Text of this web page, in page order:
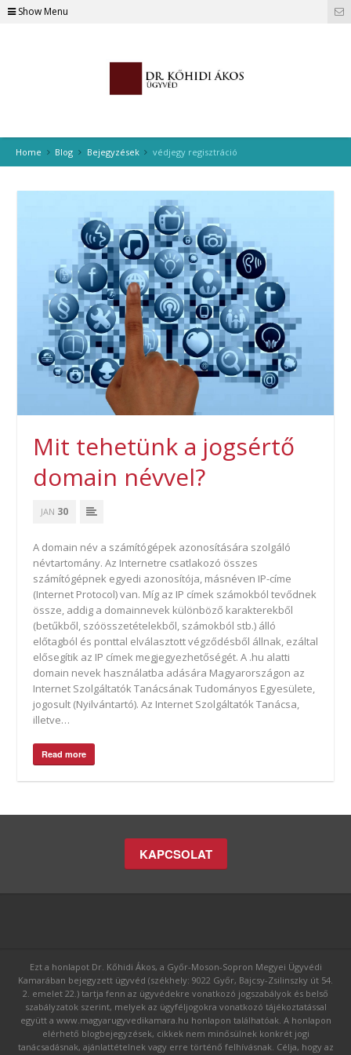
Show Menu
Home Blog Bejegyzések védjegy regisztráció
Mit tehetünk a jogsértő
domain névvel?
JAN 30
A domain név a számítógépek azonosítására szolgáló
névtartomány. Az Internetre csatlakozó összes
számítógépnek egyedi azonosítója, másnéven IP-címe
(Internet Protocol) van. Míg az IP címek számokból tevődnek
össze, addig a domainnevek különböző karakterekből
(betűkből, szóösszetételekből, számokból stb.) álló
előtagból és ponttal elválasztott végződésből állnak, ezáltal
elősegítik az IP címek megjegyezhetőségét. A .hu alatti
domain nevek használatba adására Magyarországon az
Internet Szolgáltatók Tanácsának Tudományos Egyesülete,
jogosult (Nyilvántartó). Az Internet Szolgáltatók Tanácsa,
illetve…
Read more
KAPCSOLAT
Ezt a honlapot Dr. Kőhidi Ákos, a Győr-Moson-Sopron Megyei Ügyvédi
Kamarában bejegyzett ügyvéd (székhely: 9022 Győr, Bajcsy-Zsilinszky út 54.
2. emelet 22.) tartja fenn az ügyvédekre vonatkozó jogszabályok és belső
szabályzatok szerint, melyek az ügyféljogokra vonatkozó tájékoztatással
együtt a www.magyarugyvedikamara.hu honlapon találhatóak. A honlapon
elérhető blogbejegyzések, cikkek nem minősülnek konkrét jogi
tanácsadásnak, ajánlattételnek vagy erre történő felhívásnak. Célja, hogy az